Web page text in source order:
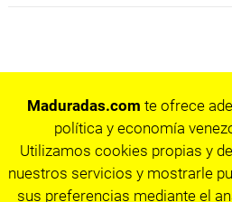
Maduradas.com te ofrece
política y economía
Utilizamos cookies propias y
nuestros servicios y mostrarle
sus preferencias mediante el